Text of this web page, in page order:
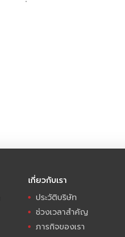
เกี่ยวกับเรา
ประวัติบริษัท
ช่วงเวลาสำคัญ
ภารกิจของเรา